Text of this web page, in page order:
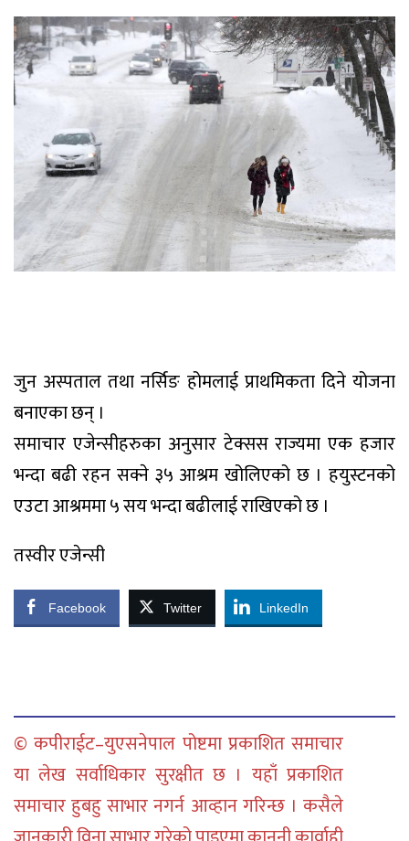
जुन अस्पताल तथा नर्सिङ होमलाई प्राथमिकता दिने योजना
बनाएका छन् ।
समाचार एजेन्सीहरुका अनुसार टेक्सस राज्यमा एक हजार
भन्दा बढी रहन सक्ने ३५ आश्रम खोलिएको छ । हयुस्टनको
एउटा आश्रममा ५ सय भन्दा बढीलाई राखिएको छ ।
तस्वीर एजेन्सी
Facebook Twitter LinkedIn
© कपीराईट–युएसनेपाल पोष्टमा प्रकाशित समाचार
या लेख सर्वाधिकार सुरक्षीत छ । यहाँ प्रकाशित
समाचार हुबहु साभार नगर्न आव्हान गरिन्छ । कसैले